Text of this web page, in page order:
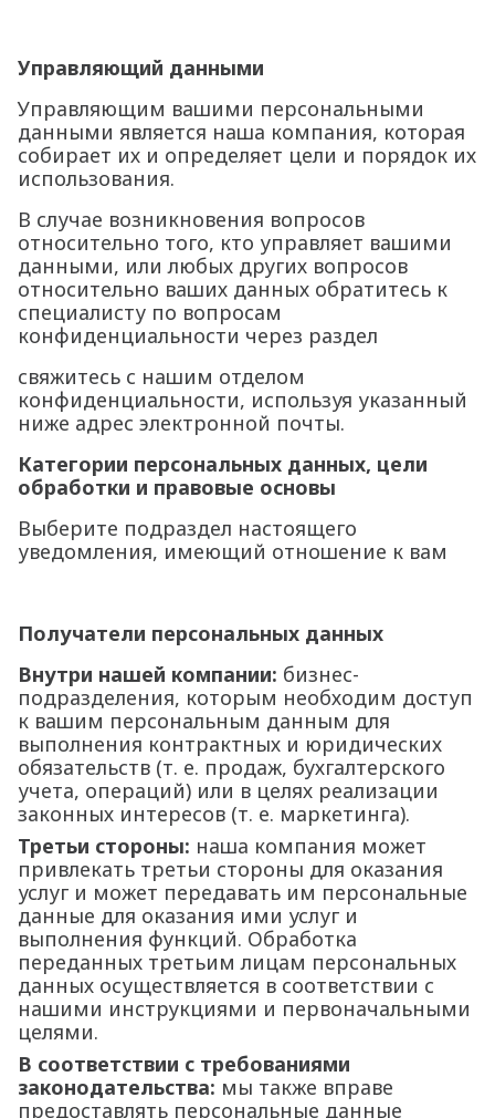
Управляющий данными
Управляющим вашими персональными
данными является наша компания, которая
собирает их и определяет цели и порядок их
использования.
В случае возникновения вопросов
относительно того, кто управляет вашими
данными, или любых других вопросов
относительно ваших данных обратитесь к
специалисту по вопросам
конфиденциальности через раздел
свяжитесь с нашим отделом
конфиденциальности, используя указанный
ниже адрес электронной почты.
Категории персональных данных, цели
обработки и правовые основы
Выберите подраздел настоящего
уведомления, имеющий отношение к вам
Получатели персональных данных
Внутри нашей компании: бизнес-
подразделения, которым необходим доступ
к вашим персональным данным для
выполнения контрактных и юридических
обязательств (т. е. продаж, бухгалтерского
учета, операций) или в целях реализации
законных интересов (т. е. маркетинга).
Третьи стороны: наша компания может
привлекать третьи стороны для оказания
услуг и может передавать им персональные
данные для оказания ими услуг и
выполнения функций. Обработка
переданных третьим лицам персональных
данных осуществляется в соответствии с
нашими инструкциями и первоначальными
целями.
В соответствии с требованиями
законодательства: мы также вправе
предоставлять персональные данные